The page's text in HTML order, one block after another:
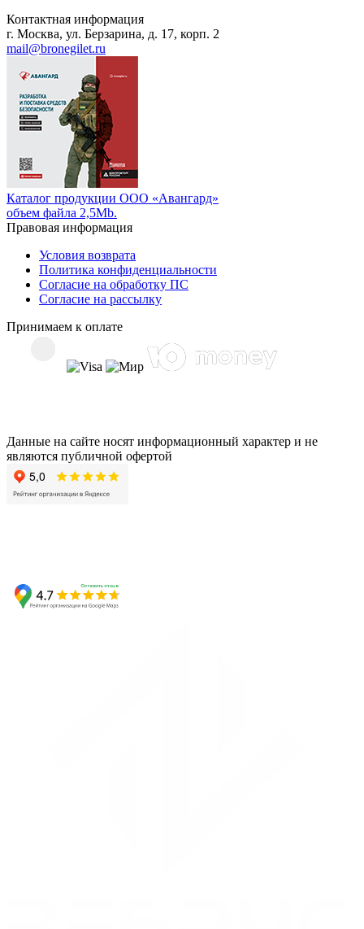
Контактная информация
г. Москва, ул. Берзарина, д. 17, корп. 2
mail@bronegilet.ru
Каталог продукции ООО «Авангард»
объем файла 2,5Mb.
Правовая информация
Условия возврата
Политика конфиденциальности
Согласие на обработку ПС
Согласие на рассылку
Принимаем к оплате
Данные на сайте носят информационный характер и не
являются публичной офертой